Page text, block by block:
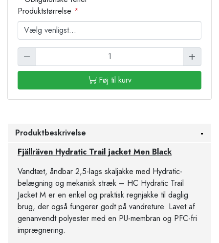
Produktstørrelse *
Føj til kurv
Produktbeskrivelse
Fjällräven Hydratic Trail jacket Men Black
Vandtæt, åndbar 2,5-lags skaljakke med Hydratic-
belægning og mekanisk stræk – HC Hydratic Trail
Jacket M er en enkel og praktisk regnjakke til daglig
brug, der også fungerer godt på vandreture. Lavet af
genanvendt polyester med en PU-membran og PFC-fri
imprægnering.